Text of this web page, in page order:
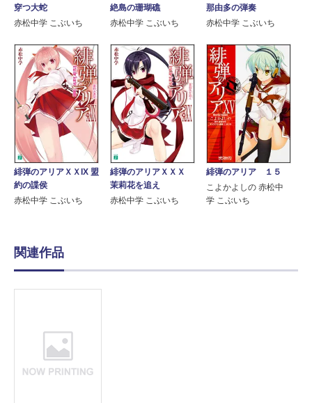
穿つ大蛇
赤松中学 こぶいち
絶島の珊瑚礁
赤松中学 こぶいち
那由多の弾奏
赤松中学 こぶいち
緋弾のアリアＸＸIX 盟
約の諜侯
赤松中学 こぶいち
緋弾のアリアＸＸＸ
茉莉花を追え
赤松中学 こぶいち
緋弾のアリア １５
こよかよしの 赤松中
学 こぶいち
関連作品